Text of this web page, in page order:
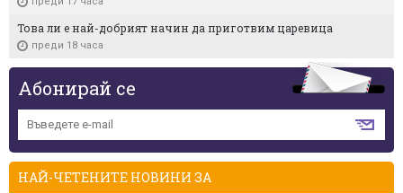
Това ли е най-добрият начин да приготвим царевица
преди 18 часа
Абонирай се
НАЙ-ЧЕТЕНИТЕ НОВИНИ ЗА